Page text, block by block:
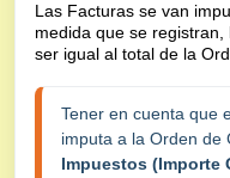
Las Facturas se van
medida que se
ser igual al total de la
Tener en cuenta que
imputa a la Orden de
Impuestos (Importe